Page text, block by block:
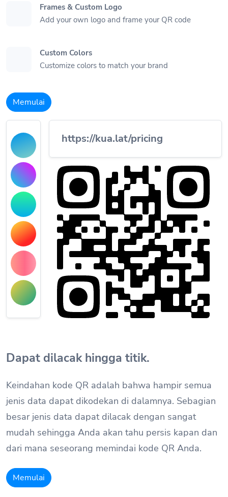
Frames & Custom Logo
Add your own logo and frame your QR code
Custom Colors
Customize colors to match your brand
Memulai
https://kua.lat/pricing
Dapat dilacak hingga titik.
Keindahan kode QR adalah bahwa hampir semua
jenis data dapat dikodekan di dalamnya. Sebagian
besar jenis data dapat dilacak dengan sangat
mudah sehingga Anda akan tahu persis kapan dan
dari mana seseorang memindai kode QR Anda.
Memulai